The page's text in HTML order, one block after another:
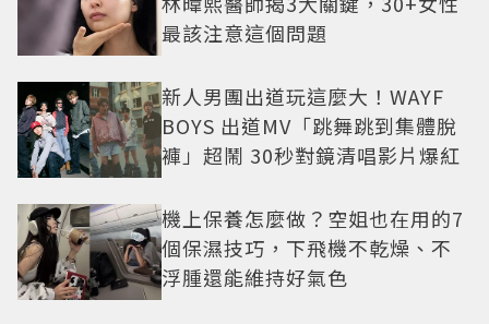
最該注意這個問題
新人男團出道玩這麼大！WAYF
BOYS 出道MV「跳舞跳到集體脫
褲」超鬧 30秒對鏡清唱影片爆紅
機上保養怎麼做？空姐也在用的7
個保濕技巧，下飛機不乾燥、不
浮腫還能維持好氣色